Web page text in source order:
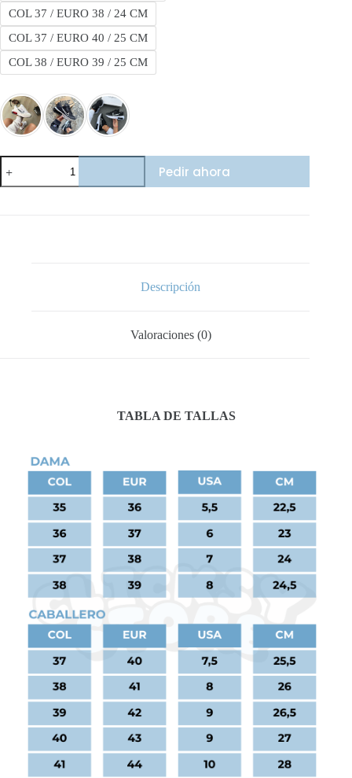
COL 37 / EURO 38 / 24 CM
COL 37 / EURO 40 / 25 CM
COL 38 / EURO 39 / 25 CM
Nike
Intrlk
cantidad
Pedir ahora
Descripción
Valoraciones (0)
TABLA DE TALLAS